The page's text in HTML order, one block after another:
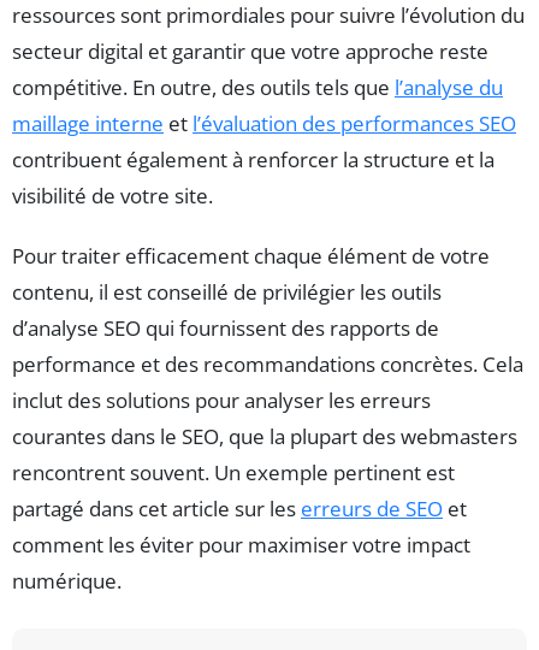
ressources sont primordiales pour suivre l’évolution du
secteur digital et garantir que votre approche reste
compétitive. En outre, des outils tels que l’analyse du
maillage interne et l’évaluation des performances SEO
contribuent également à renforcer la structure et la
visibilité de votre site.
Pour traiter efficacement chaque élément de votre
contenu, il est conseillé de privilégier les outils
d’analyse SEO qui fournissent des rapports de
performance et des recommandations concrètes. Cela
inclut des solutions pour analyser les erreurs
courantes dans le SEO, que la plupart des webmasters
rencontrent souvent. Un exemple pertinent est
partagé dans cet article sur les erreurs de SEO et
comment les éviter pour maximiser votre impact
numérique.